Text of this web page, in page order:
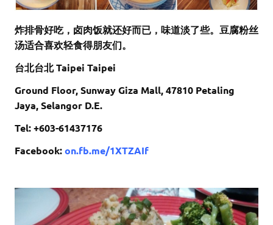
炸排骨好吃，卤肉饭就还好而已，味道淡了些。豆腐粉丝
汤适合喜欢轻食得朋友们。
台北台北 Taipei Taipei
Ground Floor, Sunway Giza Mall, 47810 Petaling
Jaya, Selangor D.E.
Tel: +603-61437176
Facebook:on.fb.me/1XTZAIf